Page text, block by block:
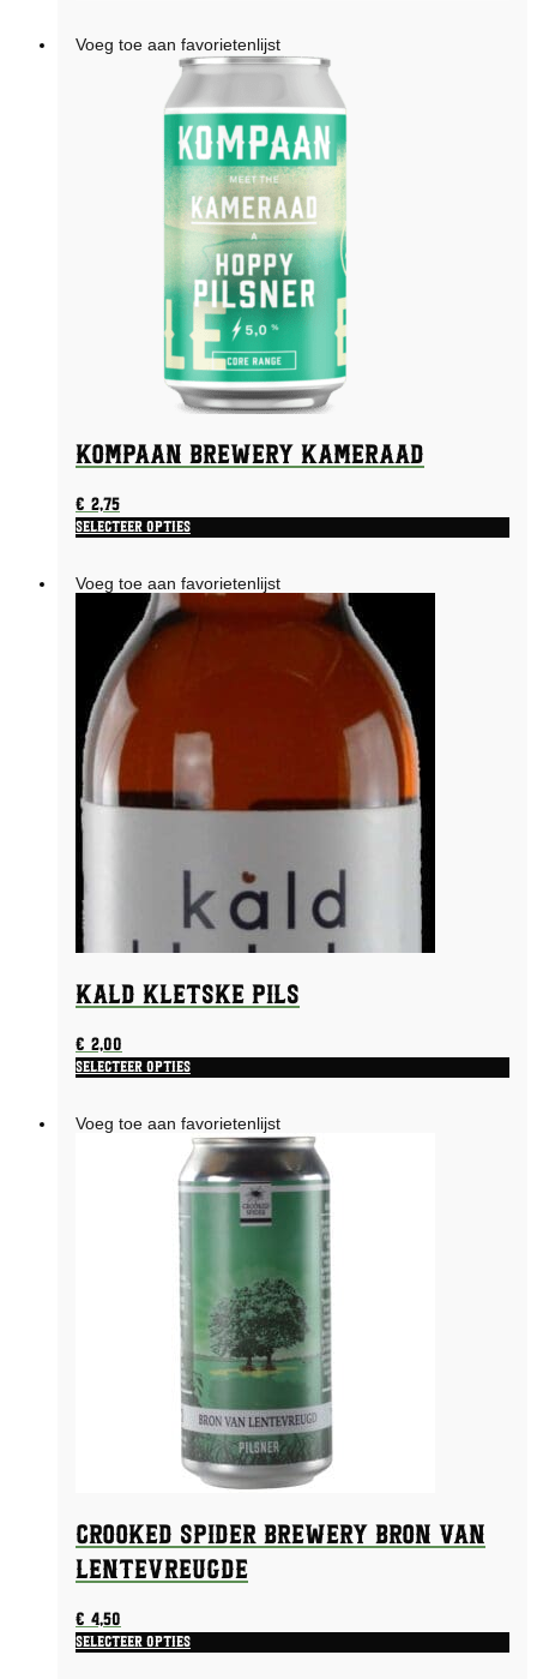
Voeg toe aan favorietenlijst
KOMPAAN Brewery Kameraad
€2,75
Selecteer opties
Voeg toe aan favorietenlijst
Kald Kletske Pils
€2,00
Selecteer opties
Voeg toe aan favorietenlijst
Crooked Spider Brewery Bron van
Lentevreugde
€4,50
Selecteer opties